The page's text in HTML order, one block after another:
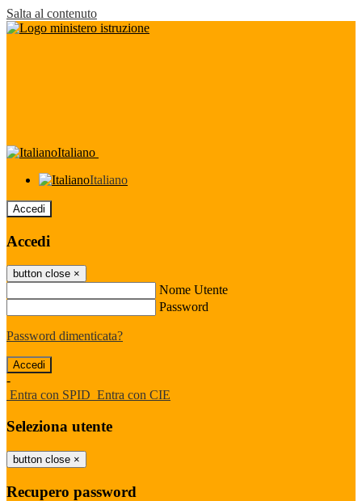
Salta al contenuto
Italiano
Italiano
Accedi
Accedi
button close ×
Nome Utente
Password
Password dimenticata?
-
Entra con SPID Entra con CIE
Seleziona utente
button close ×
Recupero password